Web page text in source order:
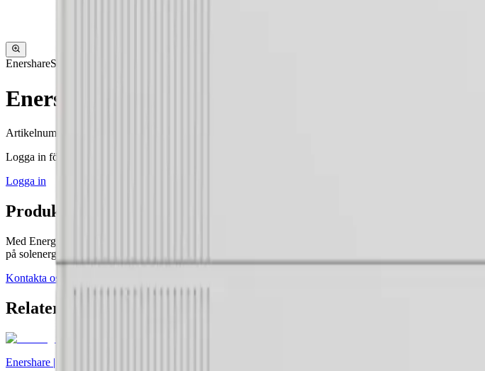
EnershareSolis
Enershare + Solis 10kW / 9,6kWh
Artikelnummer
Logga in för att se pris
Logga in
Produktinformation
Med Energygroup AB har du en partner som inte bara levererar produkter, utan också värde och
på solenergimarknaden.
Kontakta oss
Relaterade produkter
Enershare | Solinteg